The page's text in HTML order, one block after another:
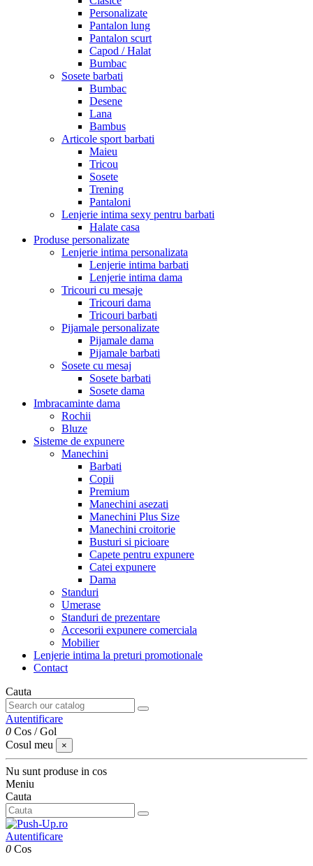
Personalizate
Pantalon lung
Pantalon scurt
Capod / Halat
Bumbac
Sosete barbati
Bumbac
Desene
Lana
Bambus
Articole sport barbati
Maieu
Tricou
Sosete
Trening
Pantaloni
Lenjerie intima sexy pentru barbati
Halate casa
Produse personalizate
Lenjerie intima personalizata
Lenjerie intima barbati
Lenjerie intima dama
Tricouri cu mesaje
Tricouri dama
Tricouri barbati
Pijamale personalizate
Pijamale dama
Pijamale barbati
Sosete cu mesaj
Sosete barbati
Sosete dama
Imbracaminte dama
Rochii
Bluze
Sisteme de expunere
Manechini
Barbati
Copii
Premium
Manechini asezati
Manechini Plus Size
Manechini croitorie
Busturi si picioare
Capete pentru expunere
Catei expunere
Dama
Standuri
Umerase
Standuri de prezentare
Accesorii expunere comerciala
Mobilier
Lenjerie intima la preturi promotionale
Contact
Cauta
Autentificare
0 Cos /Gol
Cosul meu
×
Nu sunt produse in cos
Meniu
Cauta
Autentificare
0 Cos